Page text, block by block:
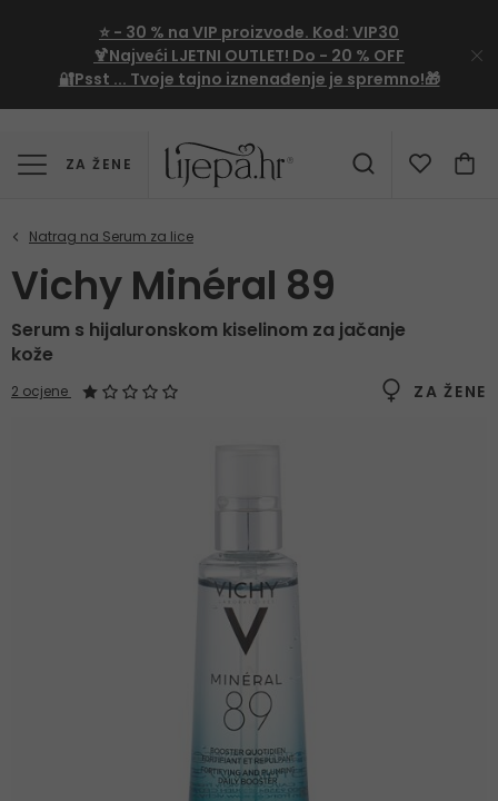
⭐ - 30 % na VIP proizvode. Kod: VIP30
🍹Najveći LJETNI OUTLET! Do - 20 % OFF
🔐Psst ... Tvoje tajno iznenađenje je spremno!🎁
ZA ŽENE
Vichy Minéral 89
Serum s hijaluronskom kiselinom za jačanje
kože
ZA ŽENE
2 ocjene